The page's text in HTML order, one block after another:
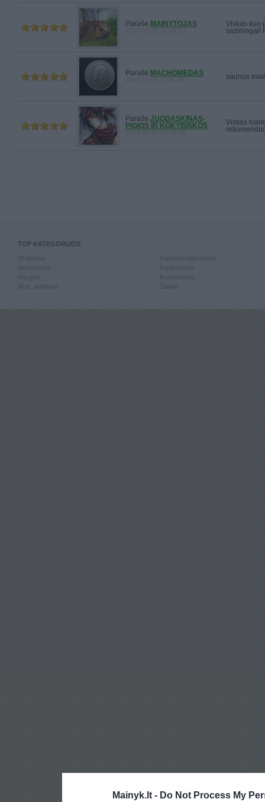
Mainyk.lt - Do Not Process My
Parašė MAINYTOJAS
Viskas kuo
saziningai!
Parašė MACHOMEDAS saunus
Parašė JUODASKINAS-
PIGIOS IR KOKYBISKOS
Viskas
TOP KATEGORIJOS
Knygos
Mob. telefonai
Kompiuterija
Žaislai